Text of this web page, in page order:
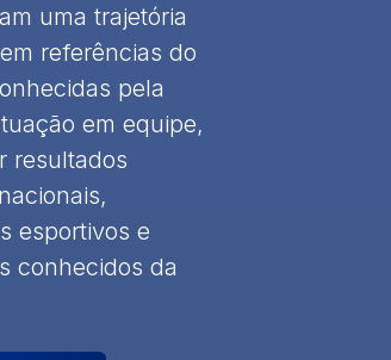
uma trajetória
referências do
pela
em equipe,
resultados
esportivos e
conhecidos da